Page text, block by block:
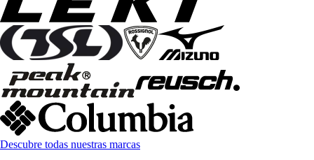
Descubre todas nuestras marcas